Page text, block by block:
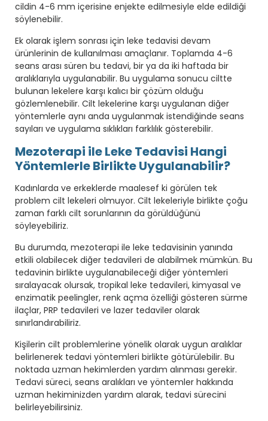
cildin 4-6 mm içerisine enjekte edilmesiyle elde edildiği
söylenebilir.
Ek olarak işlem sonrası için leke tedavisi devam
ürünlerinin de kullanılması amaçlanır. Toplamda 4-6
seans arası süren bu tedavi, bir ya da iki haftada bir
aralıklarıyla uygulanabilir. Bu uygulama sonucu ciltte
bulunan lekelere karşı kalıcı bir çözüm olduğu
gözlemlenebilir. Cilt lekelerine karşı uygulanan diğer
yöntemlerle aynı anda uygulanmak istendiğinde seans
sayıları ve uygulama sıklıkları farklılık gösterebilir.
Mezoterapi ile Leke Tedavisi Hangi
Yöntemlerle Birlikte Uygulanabilir?
Kadınlarda ve erkeklerde maalesef ki görülen tek
problem cilt lekeleri olmuyor. Cilt lekeleriyle birlikte çoğu
zaman farklı cilt sorunlarının da görüldüğünü
söyleyebiliriz.
Bu durumda, mezoterapi ile leke tedavisinin yanında
etkili olabilecek diğer tedavileri de alabilmek mümkün. Bu
tedavinin birlikte uygulanabileceği diğer yöntemleri
sıralayacak olursak, tropikal leke tedavileri, kimyasal ve
enzimatik peelingler, renk açma özelliği gösteren sürme
ilaçlar, PRP tedavileri ve lazer tedaviler olarak
sınırlandırabiliriz.
Kişilerin cilt problemlerine yönelik olarak uygun aralıklar
belirlenerek tedavi yöntemleri birlikte götürülebilir. Bu
noktada uzman hekimlerden yardım alınması gerekir.
Tedavi süreci, seans aralıkları ve yöntemler hakkında
uzman hekiminizden yardım alarak, tedavi sürecini
belirleyebilirsiniz.